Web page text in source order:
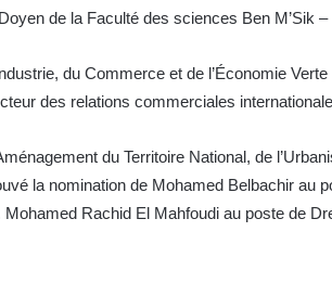
de la Faculté des sciences Ben M’Sik
du Commerce et de l’Économie
des relations commerciales
du Territoire National, de
la nomination de Mohamed Belbachir au
Mohamed Rachid El Mahfoudi au poste de